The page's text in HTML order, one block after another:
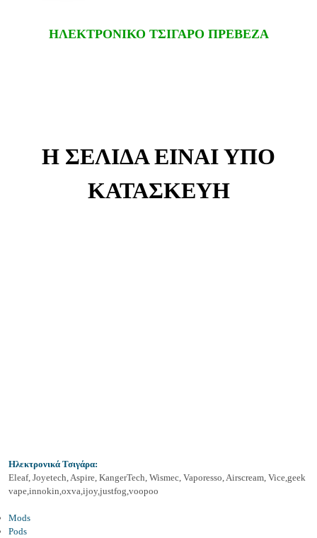
ΗΛΕΚΤΡΟΝΙΚΟ ΤΣΙΓΑΡΟ ΠΡΕΒΕΖΑ
Η ΣΕΛΙΔΑ ΕΙΝΑΙ ΥΠΟ
ΚΑΤΑΣΚΕΥΗ
Ηλεκτρονικά Τσιγάρα:
Eleaf, Joyetech, Aspire, KangerTech, Wismec, Vaporesso, Airscream, Vice,geek
vape,innokin,oxva,ijoy,justfog,voopoo
Mods
Pods